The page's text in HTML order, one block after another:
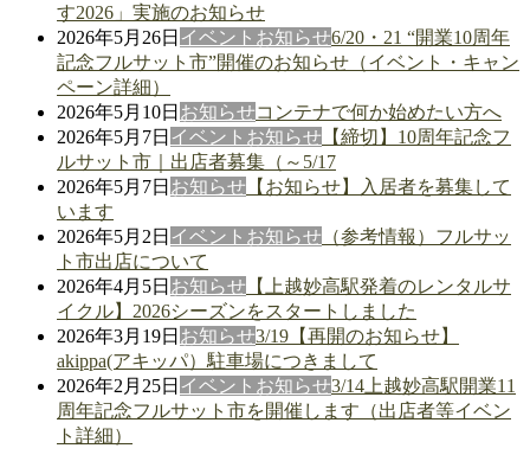
す2026」実施のお知らせ
2026年5月26日 イベント お知らせ6/20・21 “開業10周年
記念フルサット市”開催のお知らせ（イベント・キャン
ペーン詳細）
2026年5月10日 お知らせコンテナで何か始めたい方へ
2026年5月7日 イベント お知らせ 【締切】10周年記念フ
ルサット市｜出店者募集（～5/17
2026年5月7日 お知らせ 【お知らせ】入居者を募集して
います
2026年5月2日 イベント お知らせ （参考情報）フルサッ
ト市出店について
2026年4月5日 お知らせ 【上越妙高駅発着のレンタルサ
イクル】2026シーズンをスタートしました
2026年3月19日 お知らせ3/19【再開のお知らせ】
akippa(アキッパ）駐車場につきまして
2026年2月25日 イベント お知らせ3/14上越妙高駅開業11
周年記念フルサット市を開催します（出店者等イベン
ト詳細）